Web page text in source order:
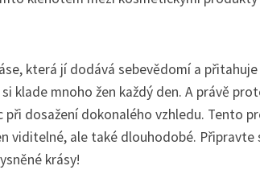
která jí dodává sebevědomí a
klade mnoho žen každý den. A právě
dosažení dokonalého vzhledu. Tento
viditelné, ale také dlouhodobé.
krásy!